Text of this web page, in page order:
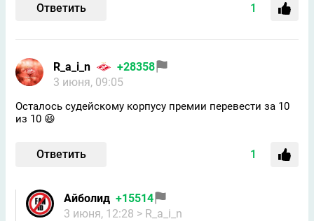
Ответить 1
R_a_i_n
+28358
3 июня, 09:05
Осталось судейскому корпусу премии перевести за 10
из 10 😆
Ответить 1
Айболид +15514
3 июня, 12:28 > R_a_i_n